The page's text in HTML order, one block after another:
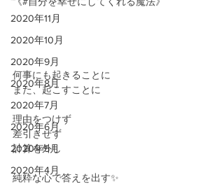
2020年11月
2020年10月
2020年9月
2020年8月
2020年7月
2020年6月
2020年5月
2020年4月
何事にも起きることに
また、起こすことに
理由をつけず
差引きせず
計算を外し
純粋な心で答えを出す✨